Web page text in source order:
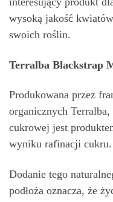
wysoką jakość
swoich roślin.
Terralba Blackstrap
Produkowana przez
organicznych
cukrowej jest
wyniku rafinacji cukru.
Dodanie tego
podłoża oznacza, że